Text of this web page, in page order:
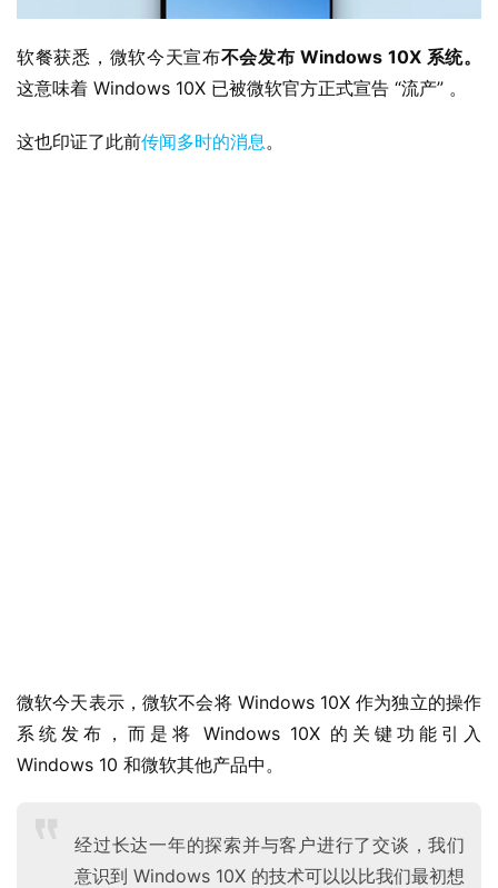
业
界
软餐获悉，微软今天宣布不会发布 Windows 10X 系统。
这意味着 Windows 10X 已被微软官方正式宣告 “流产” 。
这也印证了此前传闻多时的消息 。
微软今天表示，微软不会将 Windows 10X 作为独立的操作
系统发布，而是将 Windows 10X 的关键功能引入
Windows 10 和微软其他产品中。
经过长达一年的探索并与客户进行了交谈，我们
意识到 Windows 10X 的技术可以以比我们最初想